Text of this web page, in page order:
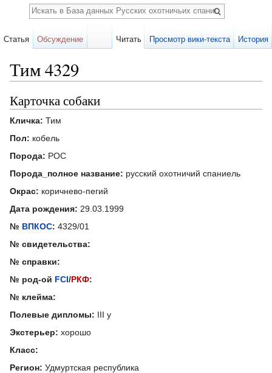
Тим 4329
Карточка собаки
Кличка: Тим
Пол: кобель
Порода: РОС
Порода_полное название: русский охотничий спаниель
Окрас: коричнево-пегий
Дата рождения: 29.03.1999
№ ВПКОС: 4329/01
№ свидетельства:
№ справки:
№ род-ой FCI/РКФ:
№ клейма:
Полевые дипломы: III у
Экстерьер: хорошо
Класс:
Регион: Удмуртская республика
Статья Обсуждение Читать Просмотр вики-текста История
Поиск